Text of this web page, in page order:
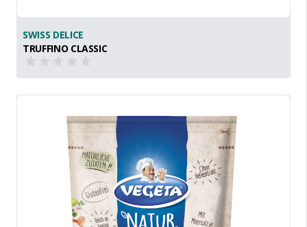
SWISS DELICE
TRUFFINO CLASSIC